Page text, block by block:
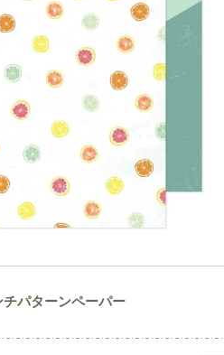
パターンペーパー